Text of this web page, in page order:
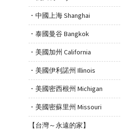
・中國上海 Shanghai
・泰國曼谷 Bangkok
・美國加州 California
・美國伊利諾州 Illinois
・美國密西根州 Michigan
・美國密蘇里州 Missouri
【台灣～永遠的家】